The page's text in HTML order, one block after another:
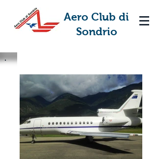
Aero Club di
Sondrio